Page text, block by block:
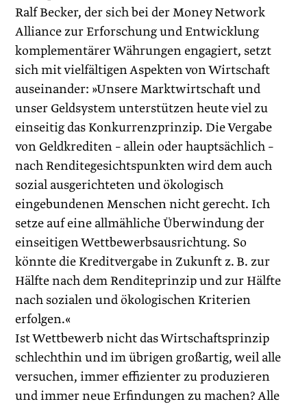
Ralf Becker, der sich bei der Money Network
Alliance zur Erforschung und Entwicklung
komplementärer Währungen engagiert, setzt
sich mit vielfältigen Aspekten von Wirtschaft
auseinander: »Unsere Marktwirtschaft und
unser Geldsystem unterstützen heute viel zu
einseitig das Konkurrenzprinzip. Die Vergabe
von Geldkrediten – allein oder hauptsächlich –
nach Renditegesichtspunkten wird dem auch
sozial ausgerichteten und ökologisch
eingebundenen Menschen nicht gerecht. Ich
setze auf eine allmähliche Überwindung der
einseitigen Wettbewerbsausrichtung. So
könnte die Kreditvergabe in Zukunft z. B. zur
Hälfte nach dem Renditeprinzip und zur Hälfte
nach sozialen und ökologischen Kriterien
erfolgen.«
Ist Wettbewerb nicht das Wirtschaftsprinzip
schlechthin und im übrigen großartig, weil alle
versuchen, immer effizienter zu produzieren
und immer neue Erfindungen zu machen? Alle